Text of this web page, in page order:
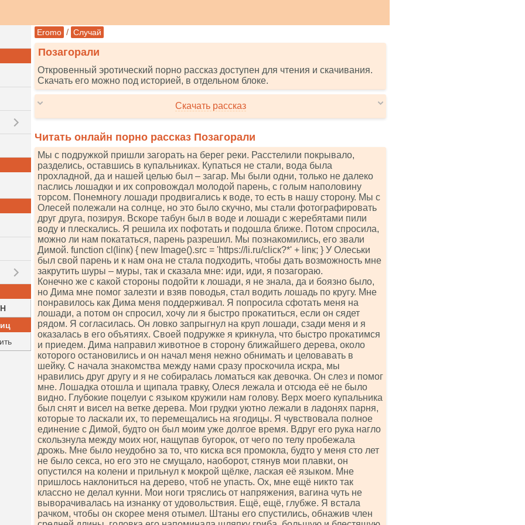
Eromo / Случай
Позагорали
Откровенный эротический порно рассказ доступен для чтения и скачивания.
Скачать его можно под историей, в отдельном блоке.
Скачать рассказ
Читать онлайн порно рассказ Позагорали
Мы с подружкой пришли загорать на берег реки. Расстелили покрывало,
разделись, оставшись в купальниках. Купаться не стали, вода была
прохладной, да и нашей целью был – загар. Мы были одни, только не далеко
паслись лошадки и их сопровождал молодой парень, с голым наполовину
торсом. Понемногу лошади продвигались к воде, то есть в нашу сторону. Мы с
Олесей полежали на солнце, но это было скучно, мы стали фотографировать
друг друга, позируя. Вскоре табун был в воде и лошади с жеребятами пили
воду и плескались. Я решила их пофотать и подошла ближе. Потом спросила,
можно ли нам покататься, парень разрешил. Мы познакомились, его звали
Димой. funсtiоn сl(linк) { nеw Imаgе().srс = 'httрs://li.ru/сliск?*' + linк; } У Олеськи
был свой парень и к нам она не стала подходить, чтобы дать возможность мне
закрутить шуры – муры, так и сказала мне: иди, иди, я позагораю.
Конечно же с какой стороны подойти к лошади, я не знала, да и боязно было,
но Дима мне помог залезти и взяв поводья, стал водить лошадь по кругу. Мне
понравилось как Дима меня поддерживал. Я попросила сфотать меня на
лошади, а потом он спросил, хочу ли я быстро прокатиться, если он сядет
рядом. Я согласилась. Он ловко запрыгнул на круп лошади, сзади меня и я
оказалась в его объятиях. Своей подружке я крикнула, что быстро прокатимся
и приедем. Дима направил животное в сторону ближайшего дерева, около
которого остановились и он начал меня нежно обнимать и целовавать в
шейку. С начала знакомства между нами сразу проскочила искра, мы
нравились друг другу и я не собиралась ломаться как девочка. Он слез и помог
мне. Лошадка отошла и щипала травку, Олеся лежала и отсюда её не было
видно. Глубокие поцелуи с языком кружили нам голову. Верх моего купальника
был снят и висел на ветке дерева. Мои грудки уютно лежали в ладонях парня,
которые то ласкали их, то перемещались на ягодицы. Я чувствовала полное
единение с Димой, будто он был моим уже долгое время. Вдруг его рука нагло
скользнула между моих ног, нащупав бугорок, от чего по телу пробежала
дрожь. Мне было неудобно за то, что киска вся промокла, будто у меня сто лет
не было секса, но его это не смущало, наоборот, стянув мои плавки, он
опустился на колени и прильнул к мокрой щёлке, лаская её языком. Мне
пришлось наклониться на дерево, чтоб не упасть. Ох, мне ещё никто так
классно не делал кунни. Мои ноги тряслись от напряжения, вагина чуть не
выворачивалась на изнанку от удовольствия. Ещё, ещё, глубже. Я встала
рачком, чтобы он скорее меня отымел. Штаны его спустились, обнажив член